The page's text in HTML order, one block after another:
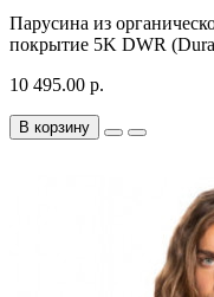
Парусина из
покрытие 5K DWR
10 495.00 р.
В корзину